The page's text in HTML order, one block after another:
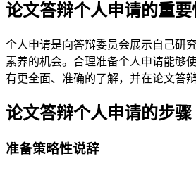
论文答辩个人申请的重要
个人申请是向答辩委员会展示自己研
素养的机会。合理准备个人申请能够
有更全面、准确的了解，并在论文答
论文答辩个人申请的步骤
准备策略性说辞